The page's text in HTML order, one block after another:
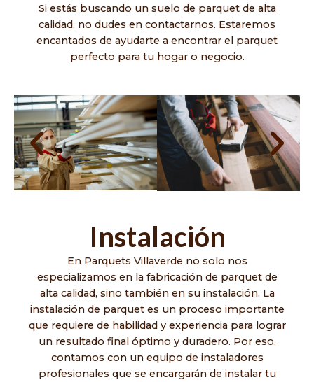
Si estás buscando un suelo de parquet de alta
calidad, no dudes en contactarnos. Estaremos
encantados de ayudarte a encontrar el parquet
perfecto para tu hogar o negocio.
Instalación
En Parquets Villaverde no solo nos
especializamos en la fabricación de parquet de
alta calidad, sino también en su instalación. La
instalación de parquet es un proceso importante
que requiere de habilidad y experiencia para lograr
un resultado final óptimo y duradero. Por eso,
contamos con un equipo de instaladores
profesionales que se encargarán de instalar tu